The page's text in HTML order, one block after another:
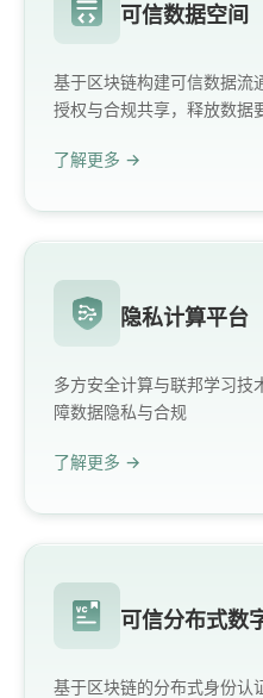
可信数据空间
基于区块链构建可信数据流
授权与合规共享，释放数据
了解更多 →
隐私计算平台
多方安全计算与联邦学习技
障数据隐私与合规
了解更多 →
可信分布式数
基于区块链的分布式身份认